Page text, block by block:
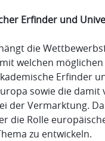
Erfinder und
die
welchen
Erfinder
sowie die
der Vermarktung.
die Rolle
zu entwickeln.